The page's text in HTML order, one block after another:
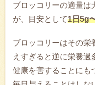
ブロッコリーの適量は
が、目安として1日5g
ブロッコリーはその栄
えすぎると逆に栄養
健康を害することにも